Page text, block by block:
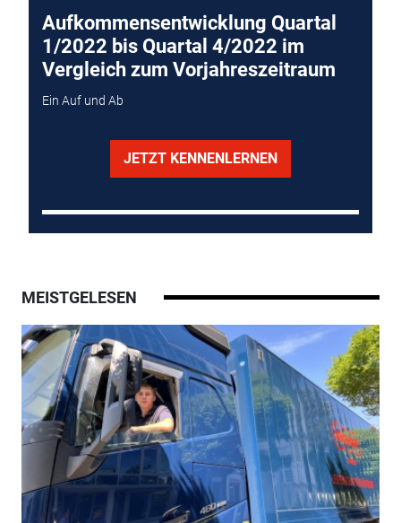
Aufkommensentwicklung Quartal
1/2022 bis Quartal 4/2022 im
Vergleich zum Vorjahreszeitraum
Ein Auf und Ab
JETZT KENNENLERNEN
MEISTGELESEN